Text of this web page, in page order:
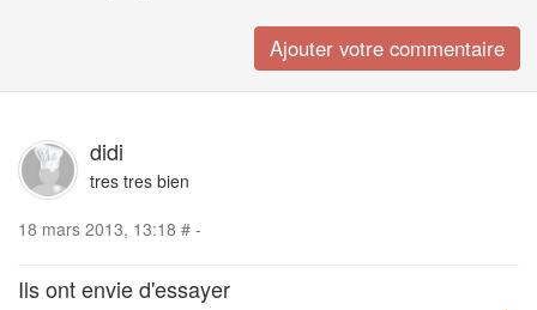
didi
tres tres bien
18 mars 2013, 13:18 # -
Ils ont envie d'essayer